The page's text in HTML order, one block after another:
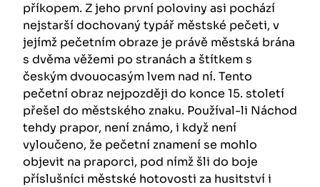
příkopem. Z jeho první poloviny asi pochází
nejstarší dochovaný typář městské pečeti, v
jejímž pečetním obraze je právě městská brána
s dvěma věžemi po stranách a štítkem s
českým dvouocasým lvem nad ní. Tento
pečetní obraz nejpozději do konce 15. století
přešel do městského znaku. Používal-li Náchod
tehdy prapor, není známo, i když není
vyloučeno, že pečetní znamení se mohlo
objevit na praporci, pod nímž šli do boje
příslušníci městské hotovosti za husitství i